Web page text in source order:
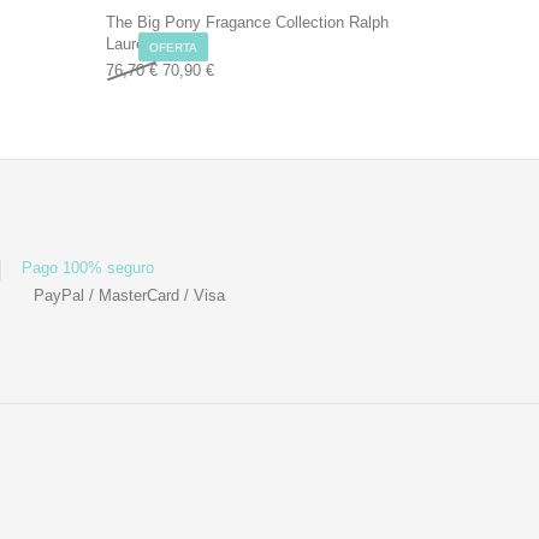
OFERTA
The Big Pony Fragance Collection Ralph
Lauren
76,70€ Original price was: 76,70 €.
70,90 €Current price is: 70,90 €.
Pago 100% seguro
PayPal / MasterCard / Visa